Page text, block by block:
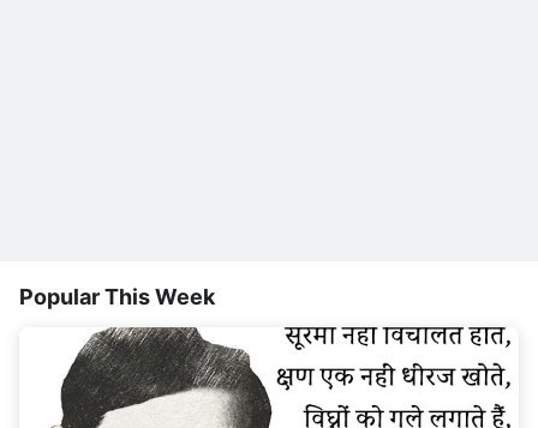
Popular This Week